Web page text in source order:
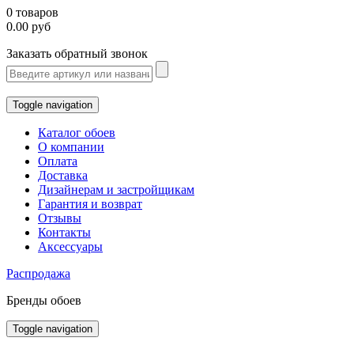
0 товаров
0.00 руб
Заказать обратный звонок
Toggle navigation
Каталог обоев
О компании
Оплата
Доставка
Дизайнерам и застройщикам
Гарантия и возврат
Отзывы
Контакты
Аксессуары
Распродажа
Бренды обоев
Toggle navigation